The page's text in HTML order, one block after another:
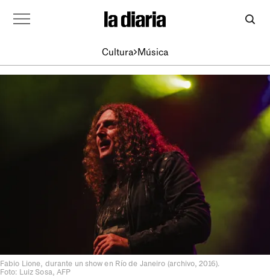
Cultura Música
Fabio Lione, durante un show en Río de Janeiro (archivo, 2016).
Foto: Luiz Sosa, AFP